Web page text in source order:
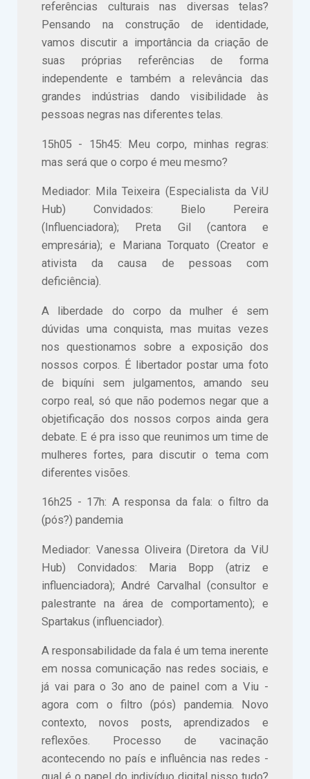
referências culturais nas diversas telas?
Pensando na construção de identidade,
vamos discutir a importância da criação de
suas próprias referências de forma
independente e também a relevância das
grandes indústrias dando visibilidade às
pessoas negras nas diferentes telas.
15h05 - 15h45: Meu corpo, minhas regras:
mas será que o corpo é meu mesmo?
Mediador: Mila Teixeira (Especialista da ViU
Hub) Convidados: Bielo Pereira
(Influenciadora); Preta Gil (cantora e
empresária); e Mariana Torquato (Creator e
ativista da causa de pessoas com
deficiência).
A liberdade do corpo da mulher é sem
dúvidas uma conquista, mas muitas vezes
nos questionamos sobre a exposição dos
nossos corpos. É libertador postar uma foto
de biquíni sem julgamentos, amando seu
corpo real, só que não podemos negar que a
objetificação dos nossos corpos ainda gera
debate. E é pra isso que reunimos um time de
mulheres fortes, para discutir o tema com
diferentes visões.
16h25 - 17h: A responsa da fala: o filtro da
(pós?) pandemia
Mediador: Vanessa Oliveira (Diretora da ViU
Hub) Convidados: Maria Bopp (atriz e
influenciadora); André Carvalhal (consultor e
palestrante na área de comportamento); e
Spartakus (influenciador).
A responsabilidade da fala é um tema inerente
em nossa comunicação nas redes sociais, e
já vai para o 3o ano de painel com a Viu -
agora com o filtro (pós) pandemia. Novo
contexto, novos posts, aprendizados e
reflexões. Processo de vacinação
acontecendo no país e influência nas redes -